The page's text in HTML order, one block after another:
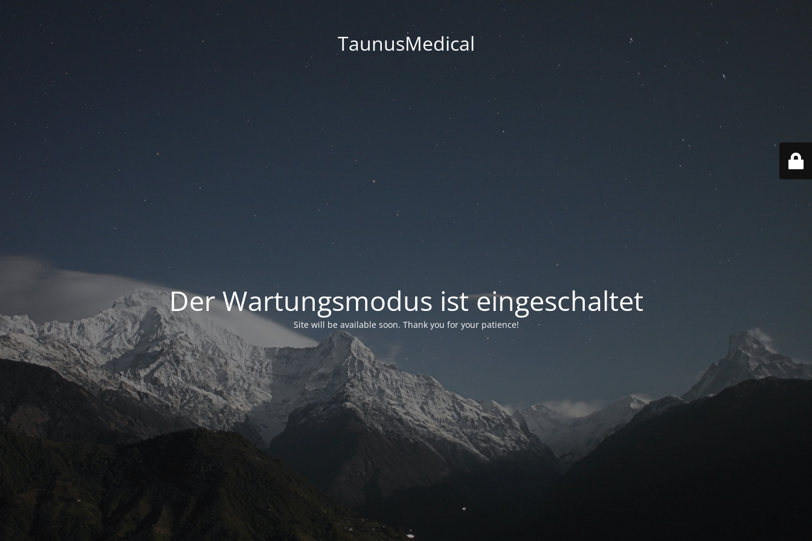
TaunusMedical
Der Wartungsmodus ist eingeschaltet
Site will be available soon. Thank you for your patience!